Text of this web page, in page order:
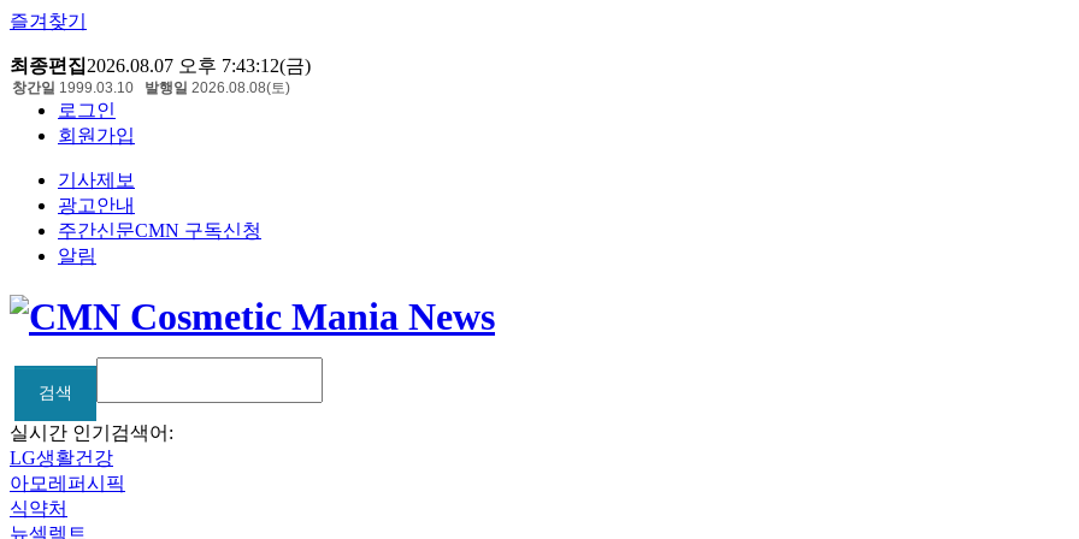
즐겨찾기
최종편집2026.08.07 오후 7:43:12(금)
로그인
회원가입
기사제보
광고안내
주간신문CMN 구독신청
알림
창간일 1999.03.10 발행일 2026.08.08(토)
검색
검색
실시간 인기검색어:
LG생활건강
아모레퍼시픽
식약처
뉴셀렉트